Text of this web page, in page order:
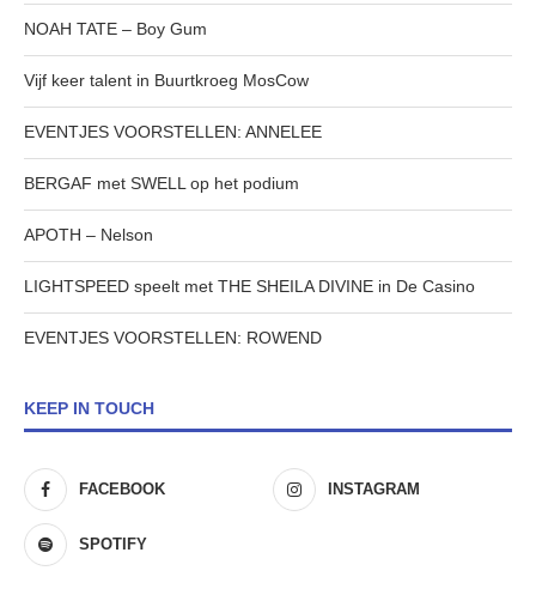
NOAH TATE – Boy Gum
Vijf keer talent in Buurtkroeg MosCow
EVENTJES VOORSTELLEN: ANNELEE
BERGAF met SWELL op het podium
APOTH – Nelson
LIGHTSPEED speelt met THE SHEILA DIVINE in De Casino
EVENTJES VOORSTELLEN: ROWEND
KEEP IN TOUCH
FACEBOOK INSTAGRAM
SPOTIFY